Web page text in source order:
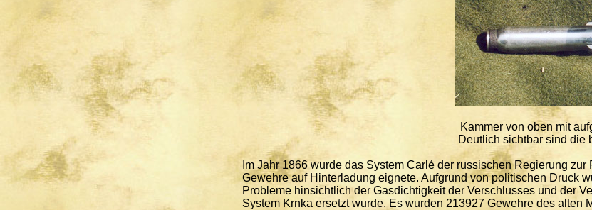
Kammer von oben mit
Deutlich sichtbar sind die
Im Jahr 1866 wurde das System Carlé der russischen Regierung
Gewehre auf Hinterladung eignete. Aufgrund von politischen Druck
Probleme hinsichtlich der Gasdichtigkeit der Verschlusses und der
System Krnka ersetzt wurde. Es wurden 213927 Gewehre des alten